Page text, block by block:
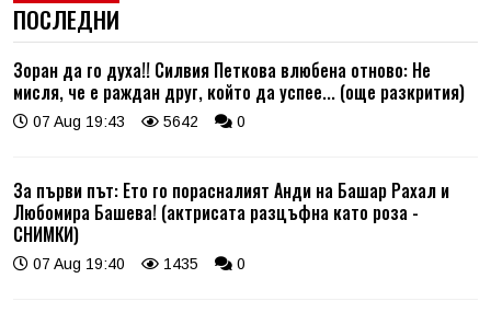
ПОСЛЕДНИ
Зоран да го духа!! Силвия Петкова влюбена отново: Не
мисля, че е раждан друг, който да успее... (още разкрития)
07 Aug 19:43 5642 0
За първи път: Ето го порасналият Анди на Башар Рахал и
Любомира Башева! (актрисата разцъфна като роза -
СНИМКИ)
07 Aug 19:40 1435 0